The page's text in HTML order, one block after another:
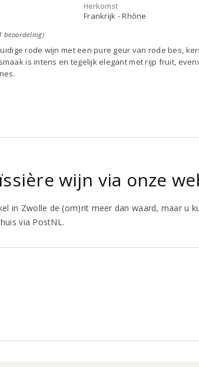
Herkomst
Frankrijk - Rhône
beoordeling)
rode wijn met een pure geur van rode bes,
is intens en tegelijk elegant met rijp fruit,
wijn via onze
in Zwolle de (om)rit meer dan waard, maar u
via PostNL.